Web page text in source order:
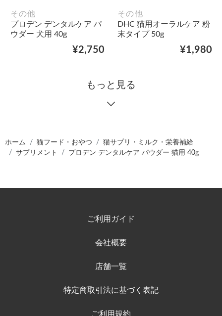
その他
プロデン デンタルケア パ
ウダー 犬用 40g
¥2,750
その他
DHC 猫用オーラルケア 粉
末タイプ 50g
¥1,980
もっと見る
ホーム 猫フード・おやつ
猫サプリ・ミルク・栄養補給
サプリメント
プロデン デンタルケア パウダー 猫用 40g
ご利用ガイド
会社概要
店舗一覧
特定商取引法に基づく表記
ご利用規約